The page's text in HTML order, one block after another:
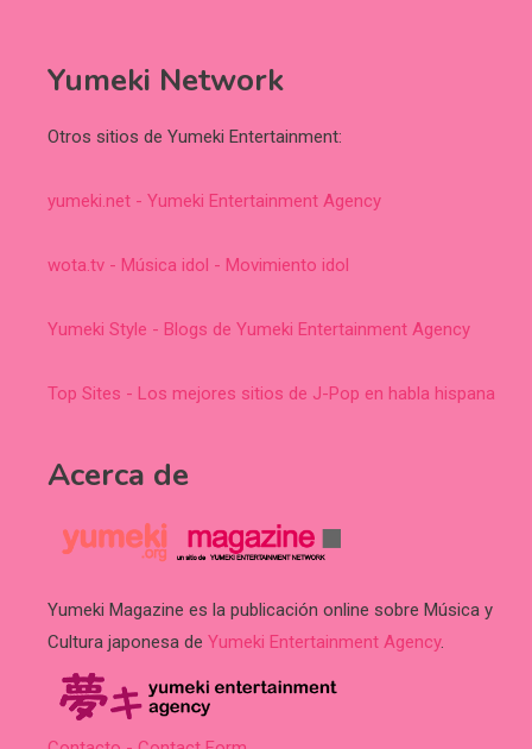
Yumeki Network
Otros sitios de Yumeki Entertainment:
yumeki.net - Yumeki Entertainment Agency
wota.tv - Música idol - Movimiento idol
Yumeki Style - Blogs de Yumeki Entertainment Agency
Top Sites - Los mejores sitios de J-Pop en habla hispana
Acerca de
Yumeki Magazine es la publicación online sobre Música y
Cultura japonesa de Yumeki Entertainment Agency.